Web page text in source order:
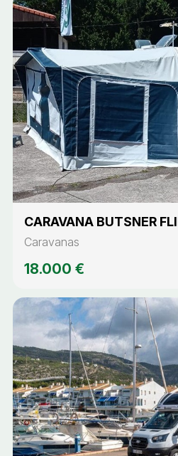
CARAVANA BUTSNER
Caravanas
18.000 €